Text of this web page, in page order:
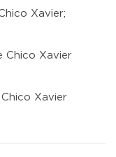
Xavier;
Chico Xavier
Xavier